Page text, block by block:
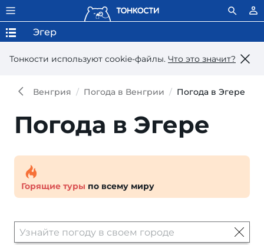
Тонкости используют сookie-файлы. Что это значит?
Эгер
Венгрия Погода в Венгрии Погода в Эгере
Погода в Эгере
Горящие туры по всему миру